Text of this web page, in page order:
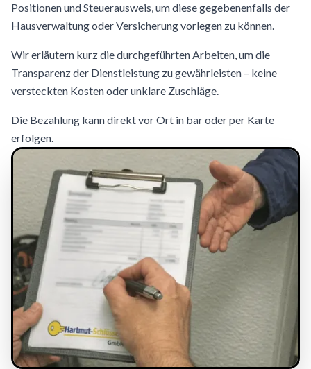
Positionen und Steuerausweis, um diese gegebenenfalls der
Hausverwaltung oder Versicherung vorlegen zu können.
Wir erläutern kurz die durchgeführten Arbeiten, um die
Transparenz der Dienstleistung zu gewährleisten – keine
versteckten Kosten oder unklare Zuschläge.
Die Bezahlung kann direkt vor Ort in bar oder per Karte
erfolgen.